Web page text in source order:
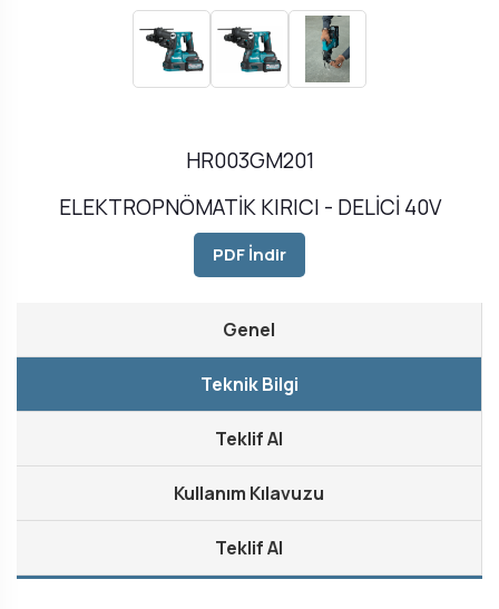
HR003GM201
ELEKTROPNÖMATİK KIRICI - DELİCİ 40V
PDF İndir
Genel
Teknik Bilgi
Teklif Al
Kullanım Kılavuzu
Teklif Al